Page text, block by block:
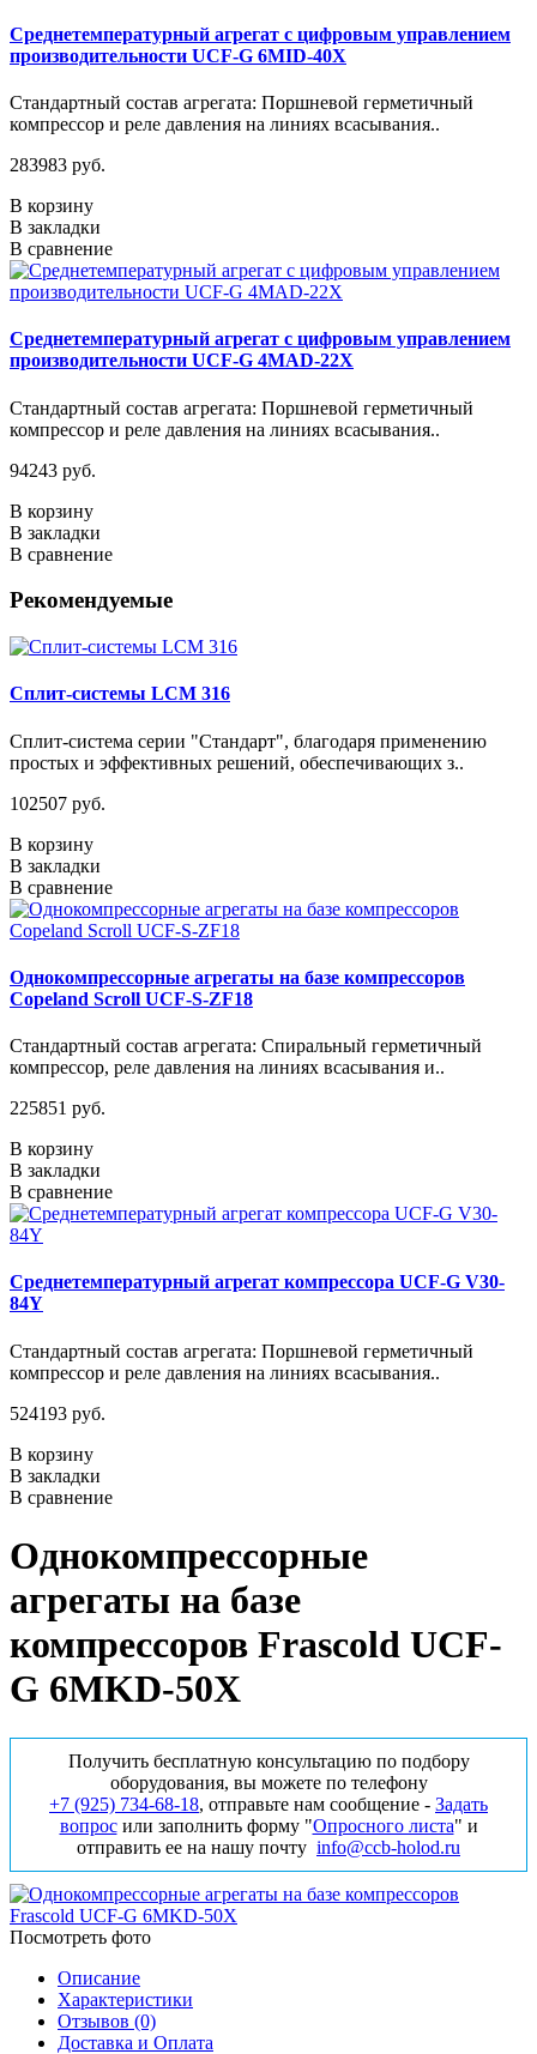
Среднетемпературный агрегат с цифровым управлением
производительности UCF-G 6MID-40X
Стандартный состав агрегата: Поршневой герметичный
компрессор и реле давления на линиях всасывания..
283983 руб.
В корзину
В закладки
В сравнение
Среднетемпературный агрегат с цифровым управлением
производительности UCF-G 4МАD-22Х
Стандартный состав агрегата: Поршневой герметичный
компрессор и реле давления на линиях всасывания..
94243 руб.
В корзину
В закладки
В сравнение
Рекомендуемые
Сплит-системы LCM 316
Сплит-система серии "Стандарт", благодаря применению
простых и эффективных решений, обеспечивающих з..
102507 руб.
В корзину
В закладки
В сравнение
Однокомпрессорные агрегаты на базе компрессоров
Copeland Scroll UCF-S-ZF18
Стандартный состав агрегата: Спиральный герметичный
компрессор, реле давления на линиях всасывания и..
225851 руб.
В корзину
В закладки
В сравнение
Среднетемпературный агрегат компрессора UCF-G V30-
84Y
Стандартный состав агрегата: Поршневой герметичный
компрессор и реле давления на линиях всасывания..
524193 руб.
В корзину
В закладки
В сравнение
Однокомпрессорные
агрегаты на базе
компрессоров Frascold UCF-
G 6MKD-50X
Получить бесплатную консультацию по подбору
оборудования, вы можете по телефону
+7 (925) 734‑68‑18, отправьте нам сообщение - Задать
вопросили заполнить форму "Опросного листа" и
отправить ее на нашу почту info@ccb-holod.ru
Посмотреть фото
Описание
Характеристики
Отзывов (0)
Доставка и Оплата